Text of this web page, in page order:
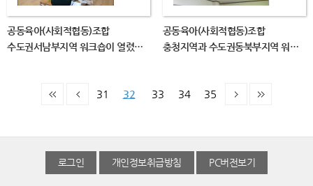
공동육아(사회적협동)조합
수도권서남부지역 워크숍이 열렸…
공동육아(사회적협동)조합
충청지역과 수도권동북부지역 워…
31 32 33 34 35
로그인 개인정보취급방침 PC버전보기